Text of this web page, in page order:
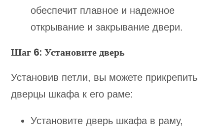
обеспечит плавное и надежное
открывание и закрывание двери.
Шаг 6: Установите дверь
Установив петли, вы можете прикрепить
дверцы шкафа к его раме:
Установите дверь шкафа в раму,